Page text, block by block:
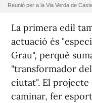
Reunió per a la Via Verda de
La primera edil
actuació és
Grau", perquè
"transformador
ciutat". El projecte
caminar, fer